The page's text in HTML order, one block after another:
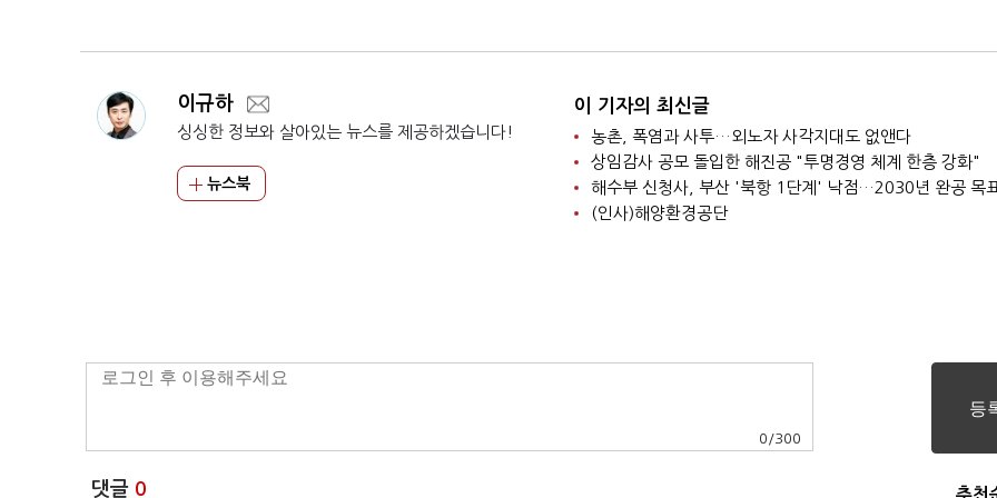
이규하
싱싱한 정보와 살아있는 뉴스를 제공하겠습니다!
뉴스북
이 기자의 최신글
농촌, 폭염과 사투…외노자 사각지대도 없앤다
상임감사 공모 돌입한 해진공 "투명경영 체계 한층 강화"
해수부 신청사, 부산 '북항 1단계' 낙점…2030년 완공 목
(인사)해양환경공단
0 /300
댓글 0 추천